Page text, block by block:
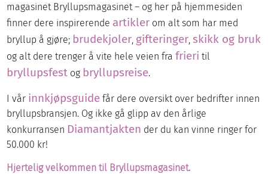
magasinet Bryllupsmagasinet – og her på hjemmesiden
finner dere inspirerende artikler om alt som har med
bryllup å gjøre; brudekjoler gifteringer ,skikk og bruk
og alt dere trenger å vite hele veien frafrieri til
bryllupsfest og bryllupsreise.
I vår innkjøpsguide får dere oversikt over bedrifter innen
bryllupsbransjen. Og ikke gå glipp av den årlige
konkurransen Diamantjakten der du kan vinne ringer for
50.000 kr!
Hjertelig velkommen til Bryllupsmagasinet.